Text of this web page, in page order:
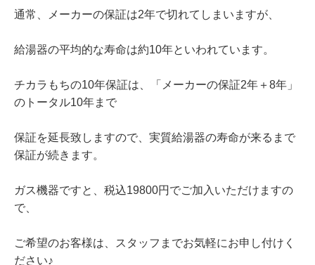
通常、メーカーの保証は2年で切れてしまいますが、
給湯器の平均的な寿命は約10年といわれています。
チカラもちの10年保証は、「メーカーの保証2年＋8年」
のトータル10年まで
保証を延長致しますので、実質給湯器の寿命が来るまで
保証が続きます。
ガス機器ですと、税込19800円でご加入いただけますの
で、
ご希望のお客様は、スタッフまでお気軽にお申し付けく
ださい♪